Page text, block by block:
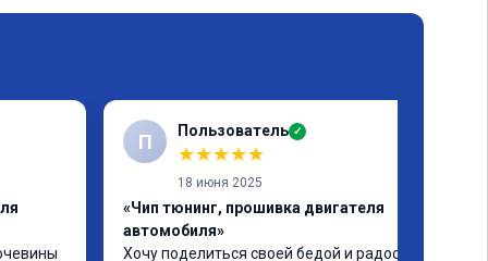
П Пользователь ✓
★★★★★
18 июня 2025
«Чип тюнинг, прошивка двигателя
автомобиля»
Хочу поделиться своей бедой и радостью.